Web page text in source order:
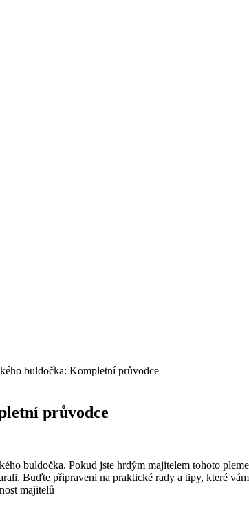
buldočka: Kompletní průvodce
průvodce
buldočka. Pokud jste hrdým majitelem tohoto
Buďte připraveni na praktické rady a tipy, které